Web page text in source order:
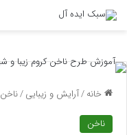
خانه/آرایش و زیبایی/ناخن
ناخن